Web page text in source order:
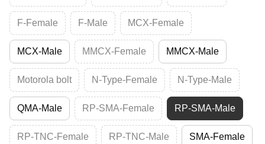
F-Female F-Male MCX-Female
MCX-Male MMCX-Female MMCX-Male
Motorola bolt N-Type-Female N-Type-Male
QMA-Male RP-SMA-Female RP-SMA-Male
RP-TNC-Female RP-TNC-Male SMA-Female